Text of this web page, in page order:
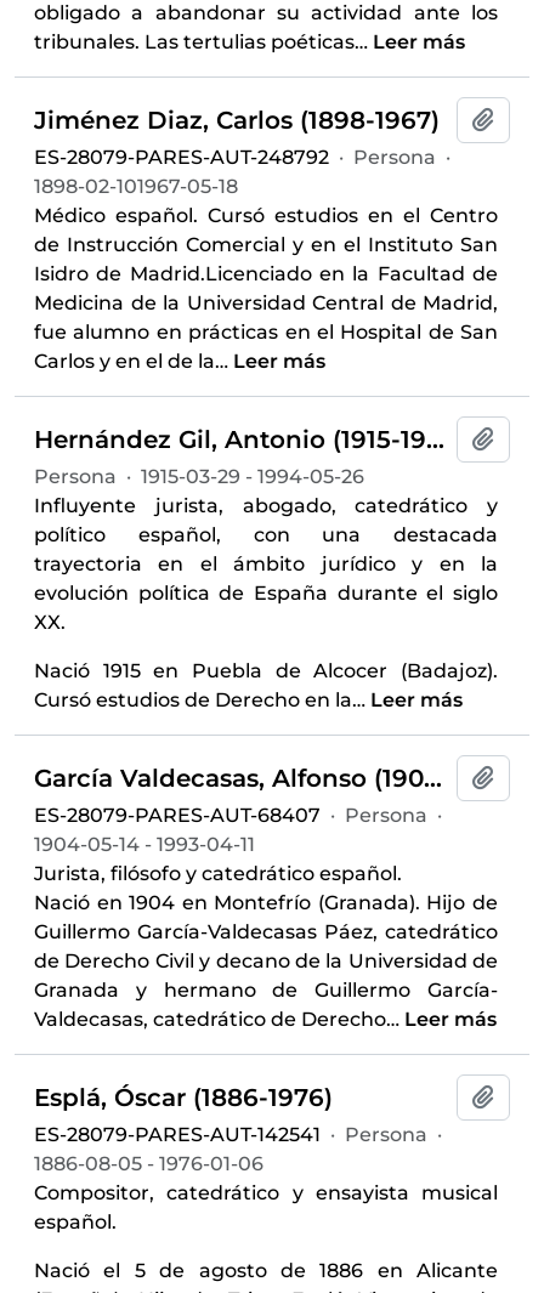
obligado a abandonar su actividad ante los
tribunales. Las tertulias poéticas… Leer más
Jiménez Diaz, Carlos (1898-1967)
ES-28079-PARES-AUT-248792 · Persona ·
1898-02-101967-05-18
Médico español. Cursó estudios en el Centro
de Instrucción Comercial y en el Instituto San
Isidro de Madrid.Licenciado en la Facultad de
Medicina de la Universidad Central de Madrid,
fue alumno en prácticas en el Hospital de San
Carlos y en el de la… Leer más
Hernández Gil, Antonio (1915-1994)
Persona · 1915-03-29 - 1994-05-26
Influyente jurista, abogado, catedrático y
político español, con una destacada
trayectoria en el ámbito jurídico y en la
evolución política de España durante el siglo
XX.
Nació 1915 en Puebla de Alcocer (Badajoz).
Cursó estudios de Derecho en la… Leer más
García Valdecasas, Alfonso (1904-1993)
ES-28079-PARES-AUT-68407 · Persona ·
1904-05-14 - 1993-04-11
Jurista, filósofo y catedrático español.
Nació en 1904 en Montefrío (Granada). Hijo de
Guillermo García-Valdecasas Páez, catedrático
de Derecho Civil y decano de la Universidad de
Granada y hermano de Guillermo García-
Valdecasas, catedrático de Derecho… Leer más
Esplá, Óscar (1886-1976)
ES-28079-PARES-AUT-142541 · Persona ·
1886-08-05 - 1976-01-06
Compositor, catedrático y ensayista musical
español.
Nació el 5 de agosto de 1886 en Alicante